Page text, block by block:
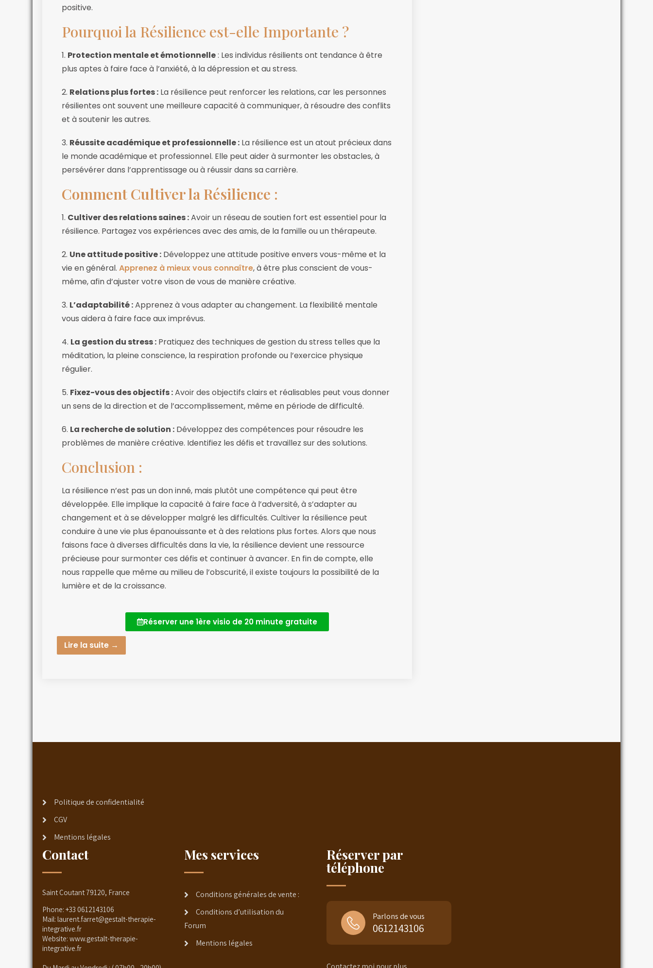
positive.
Pourquoi la Résilience est-elle Importante ?
1. Protection mentale et émotionnelle: Les individus résilients ont tendance à être
plus aptes à faire face à l’anxiété, à la dépression et au stress.
2. Relations plus fortes : La résilience peut renforcer les relations, car les personnes
résilientes ont souvent une meilleure capacité à communiquer, à résoudre des conflits
et à soutenir les autres.
3. Réussite académique et professionnelle : La résilience est un atout précieux dans
le monde académique et professionnel. Elle peut aider à surmonter les obstacles, à
persévérer dans l’apprentissage ou à réussir dans sa carrière.
Comment Cultiver la Résilience :
1. Cultiver des relations saines :Avoir un réseau de soutien fort est essentiel pour la
résilience. Partagez vos expériences avec des amis, de la famille ou un thérapeute.
2. Une attitude positive : Développez une attitude positive envers vous-même et la
vie en général. Apprenez à mieux vous connaître, à être plus conscient de vous-
même, afin d’ajuster votre vison de vous de manière créative.
3. L’adaptabilité :Apprenez à vous adapter au changement. La flexibilité mentale
vous aidera à faire face aux imprévus.
4. La gestion du stress : Pratiquez des techniques de gestion du stress telles que la
méditation, la pleine conscience, la respiration profonde ou l’exercice physique
régulier.
5. Fixez-vous des objectifs :Avoir des objectifs clairs et réalisables peut vous donner
un sens de la direction et de l’accomplissement, même en période de difficulté.
6. La recherche de solution : Développez des compétences pour résoudre les
problèmes de manière créative. Identifiez les défis et travaillez sur des solutions.
Conclusion :
La résilience n’est pas un don inné, mais plutôt une compétence qui peut être
développée. Elle implique la capacité à faire face à l’adversité, à s’adapter au
changement et à se développer malgré les difficultés. Cultiver la résilience peut
conduire à une vie plus épanouissante et à des relations plus fortes. Alors que nous
faisons face à diverses difficultés dans la vie, la résilience devient une ressource
précieuse pour surmonter ces défis et continuer à avancer. En fin de compte, elle
nous rappelle que même au milieu de l’obscurité, il existe toujours la possibilité de la
lumière et de la croissance.
Réserver une 1ère visio de 20 minute gratuite
Lire la suite →
Politique de confidentialité
CGV
Mentions légales
Contact
Saint Coutant 79120, France
Phone: +33 0612143106
Mail: laurent.farret@gestalt-therapie-
integrative.fr
Website: www.gestalt-therapie-
integrative.fr
Mes services
Conditions générales de vente :
Conditions d’utilisation du
Forum
Mentions légales
Réserver par
téléphone
Parlons de vous
0612143106